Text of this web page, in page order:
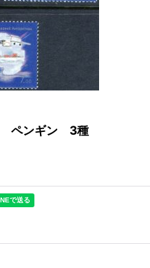
ペンギン 3種